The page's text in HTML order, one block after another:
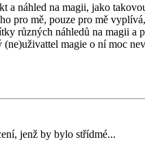
a náhled na magii, jako
pro mě, pouze pro mě
různých náhledů na magii a
magie o ní moc
jenž by bylo střídmé...